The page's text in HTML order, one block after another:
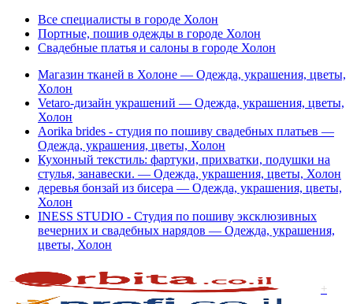
Все специалисты в городе Холон
Портные, пошив одежды в городе Холон
Свадебные платья и салоны в городе Холон
Магазин тканей в Холоне — Одежда, украшения, цветы,
Холон
Vetaro-дизайн украшений — Одежда, украшения, цветы,
Холон
Aorika brides - студия по пошиву свадебных платьев —
Одежда, украшения, цветы, Холон
Кухонный текстиль: фартуки, прихватки, подушки на
стулья, занавески. — Одежда, украшения, цветы, Холон
деревья бонзай из бисера — Одежда, украшения, цветы,
Холон
INESS STUDIO - Студия по пошиву эксклюзивных
вечерних и свадебных нарядов — Одежда, украшения,
цветы, Холон
+